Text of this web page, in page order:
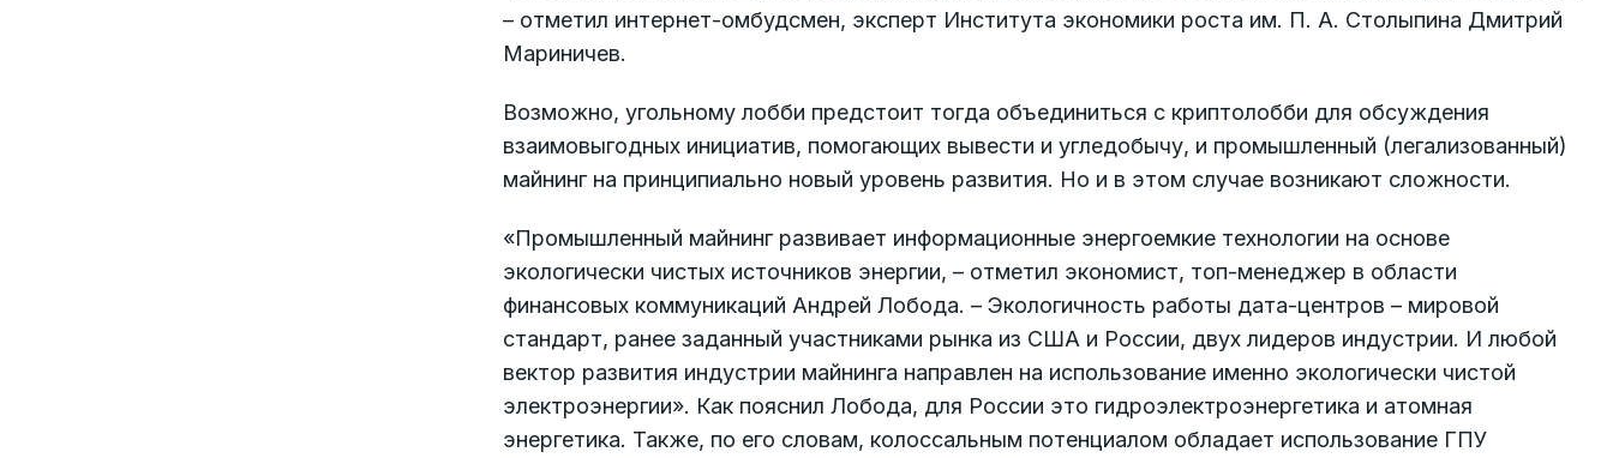
– отметил интернет-омбудсмен, эксперт Института экономики роста им. П. А. Столыпина Дмитрий
Мариничев.
Возможно, угольному лобби предстоит тогда объединиться с криптолобби для обсуждения
взаимовыгодных инициатив, помогающих вывести и угледобычу, и промышленный (легализованный)
майнинг на принципиально новый уровень развития. Но и в этом случае возникают сложности.
«Промышленный майнинг развивает информационные энергоемкие технологии на основе
экологически чистых источников энергии, – отметил экономист, топ-менеджер в области
финансовых коммуникаций Андрей Лобода. – Экологичность работы дата-центров – мировой
стандарт, ранее заданный участниками рынка из США и России, двух лидеров индустрии. И любой
вектор развития индустрии майнинга направлен на использование именно экологически чистой
электро­энергии». Как пояснил Лобода, для России это гидроэлектроэнергетика и атомная
энергетика. Также, по его словам, колоссальным потенциалом обладает использование ГПУ